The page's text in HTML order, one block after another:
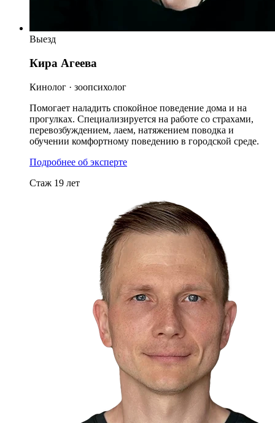
Выезд
Кира Агеева
Кинолог · зоопсихолог
Помогает наладить спокойное поведение дома и на
прогулках. Специализируется на работе со страхами,
перевозбуждением, лаем, натяжением поводка и
обучении комфортному поведению в городской среде.
Подробнее об эксперте
Стаж 19 лет